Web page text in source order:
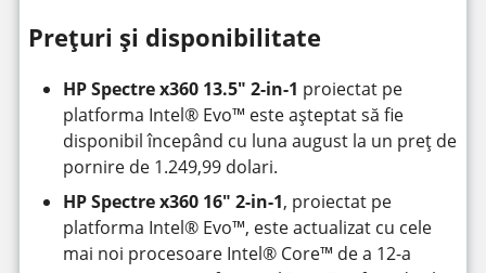
Prețuri și disponibilitate
HP Spectre x360 13.5″ 2-in-1 proiectat pe
platforma Intel® Evo™ este așteptat să fie
disponibil începând cu luna august la un preț de
pornire de 1.249,99 dolari.
HP Spectre x360 16″ 2-in-1, proiectat pe
platforma Intel® Evo™, este actualizat cu cele
mai noi procesoare Intel® Core™ de a 12-a